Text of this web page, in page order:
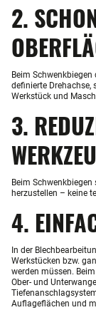
2.
Beim
definierte Drehachse,
Werkstück und
3.
Beim
herzustellen – keine
4.
In der
Werkstücken bzw.
werden müssen.
Ober- und
Auflageflächen und